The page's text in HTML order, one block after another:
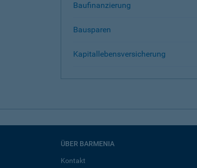
Baufinanzierung
Bausparen
Kapitallebensversicherung
ÜBER BARMENIA
Kontakt